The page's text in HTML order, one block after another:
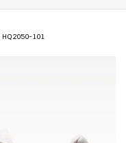
101